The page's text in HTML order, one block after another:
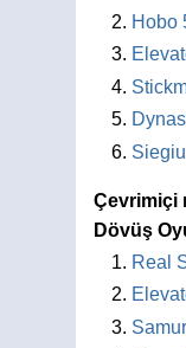
Hobo
Çevrimiçi
Dövüş
Real